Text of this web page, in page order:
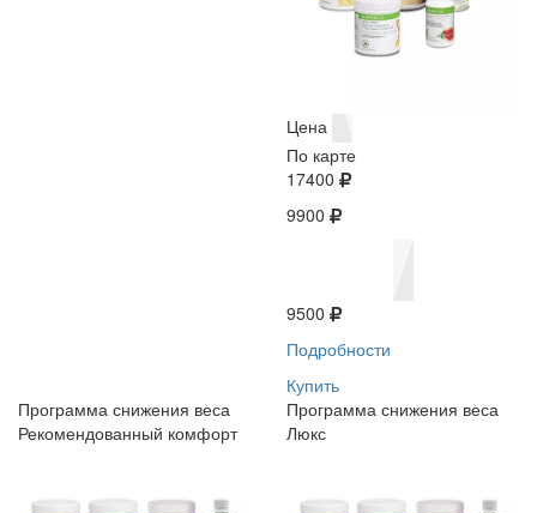
Цена
По карте
17400
9900
9500
Подробности
Купить
Программа снижения веса
Рекомендованный комфорт
Программа снижения веса
Люкс